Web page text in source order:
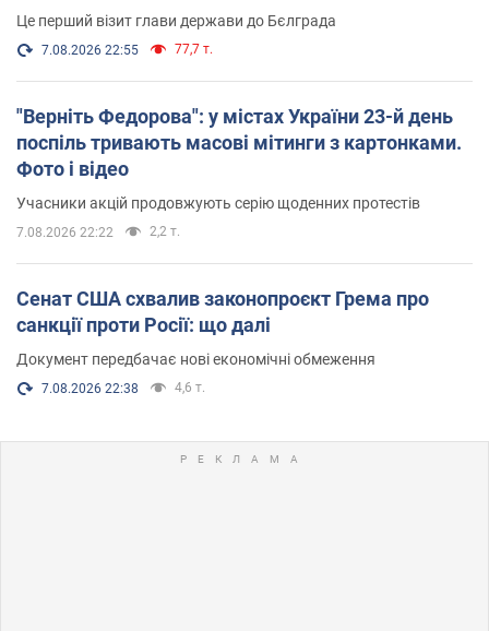
Це перший візит глави держави до Бєлграда
7.08.2026 22:55 77,7 т.
"Верніть Федорова": у містах України 23-й день
поспіль тривають масові мітинги з картонками.
Фото і відео
Учасники акцій продовжують серію щоденних протестів
7.08.2026 22:22 2,2 т.
Сенат США схвалив законопроєкт Грема про
санкції проти Росії: що далі
Документ передбачає нові економічні обмеження
7.08.2026 22:38 4,6 т.